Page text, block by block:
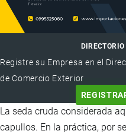
Registre su Empresa en el
de Comercio Exterior
La seda cruda considerada
capullos. En la práctica, por